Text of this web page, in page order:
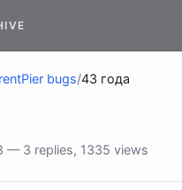
bugs/43 года
— 3 replies, 1335 views